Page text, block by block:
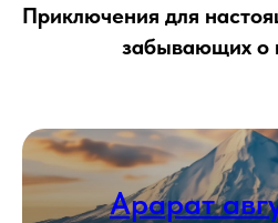
Приключения для
забывающих о
Арарат